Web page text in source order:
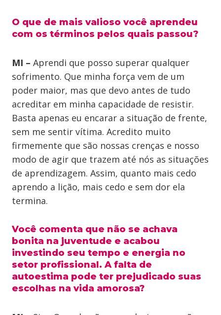
O que de mais valioso você aprendeu
com os términos pelos quais passou?
MI – Aprendi que posso superar qualquer
sofrimento. Que minha força vem de um
poder maior, mas que devo antes de tudo
acreditar em minha capacidade de resistir.
Basta apenas eu encarar a situação de frente,
sem me sentir vítima. Acredito muito
firmemente que são nossas crenças e nosso
modo de agir que trazem até nós as situações
de aprendizagem. Assim, quanto mais cedo
aprendo a lição, mais cedo e sem dor ela
termina.
Você comenta que não se achava
bonita na juventude e acabou
investindo seu tempo e energia no
setor profissional. A falta de
autoestima pode ter prejudicado suas
escolhas na vida amorosa?